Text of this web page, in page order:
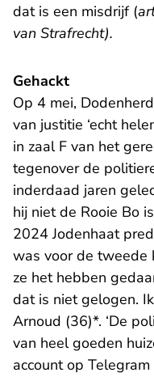
dat is een misdrijf (
van Strafrecht).
Gehackt
Op 4 mei,
van justitie ‘echt
in zaal F van het
tegenover de
inderdaad jaren
hij niet de Rooie Bo
2024 Jodenhaat
was voor de tweede
ze het hebben
dat is niet gelogen.
Arnoud (36)*. ‘De
van heel goeden
account op Telegram